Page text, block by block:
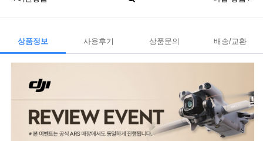
상품정보 사용후기 상품문의 배송/교환